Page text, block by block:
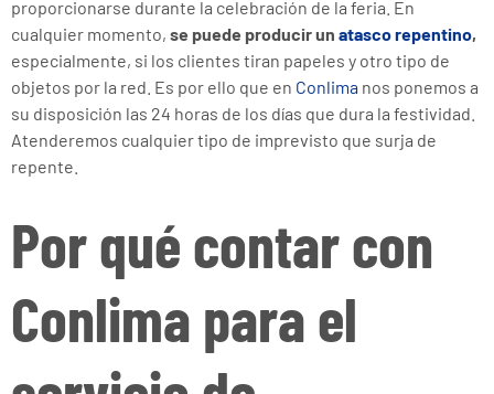
proporcionarse durante la celebración de la feria. En
cualquier momento, se puede producir un atasco repentino,
especialmente, si los clientes tiran papeles y otro tipo de
objetos por la red. Es por ello que en Conlima nos ponemos a
su disposición las 24 horas de los días que dura la festividad.
Atenderemos cualquier tipo de imprevisto que surja de
repente.
Por qué contar con
Conlima para el